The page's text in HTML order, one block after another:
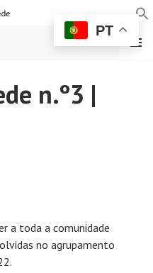
DE
PAREDE
MENU
n.º3 |
a toda a comunidade
no agrupamento
PT